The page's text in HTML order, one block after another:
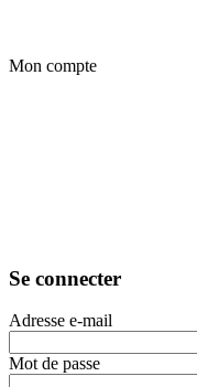
Mon compte
Se connecter
Adresse e-mail
Mot de passe